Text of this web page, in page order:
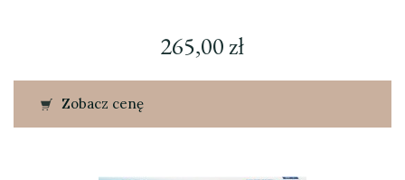
265,00zł
Zobacz cenę